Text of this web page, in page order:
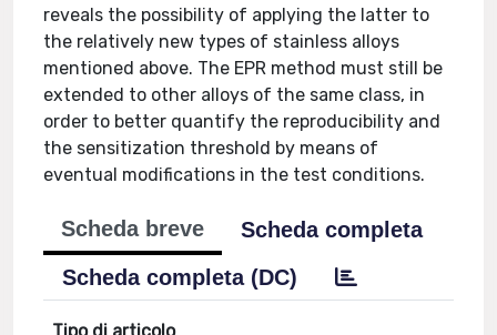
reveals the possibility of applying the latter to
the relatively new types of stainless alloys
mentioned above. The EPR method must still be
extended to other alloys of the same class, in
order to better quantify the reproducibility and
the sensitization threshold by means of
eventual modifications in the test conditions.
Scheda breve
Scheda completa
Scheda completa (DC)